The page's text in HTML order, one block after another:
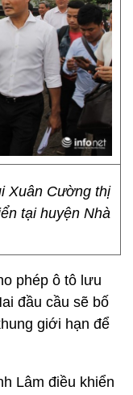
Xuân Cường thị
tại huyện Nhà
phép ô tô lưu
đầu cầu sẽ bố
giới hạn để
Lâm điều khiển